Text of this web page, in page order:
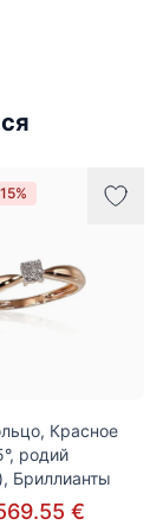
Красное
родий
Бриллианты
€